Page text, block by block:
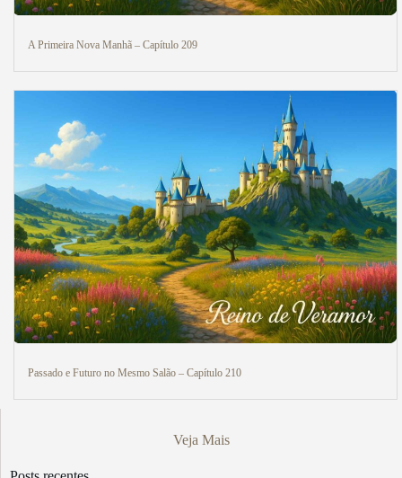
A Primeira Nova Manhã – Capítulo 209
Passado e Futuro no Mesmo Salão – Capítulo 210
Veja Mais